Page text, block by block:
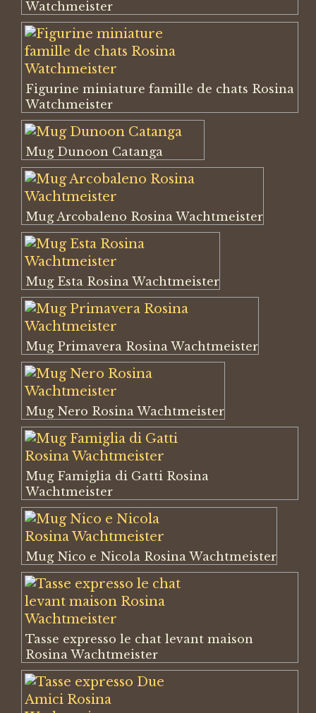
Watchmeister
Figurine miniature famille de chats Rosina
Watchmeister
Mug Dunoon Catanga
Mug Arcobaleno Rosina Wachtmeister
Mug Esta Rosina Wachtmeister
Mug Primavera Rosina Wachtmeister
Mug Nero Rosina Wachtmeister
Mug Famiglia di Gatti Rosina
Wachtmeister
Mug Nico e Nicola Rosina Wachtmeister
Tasse expresso le chat levant maison
Rosina Wachtmeister